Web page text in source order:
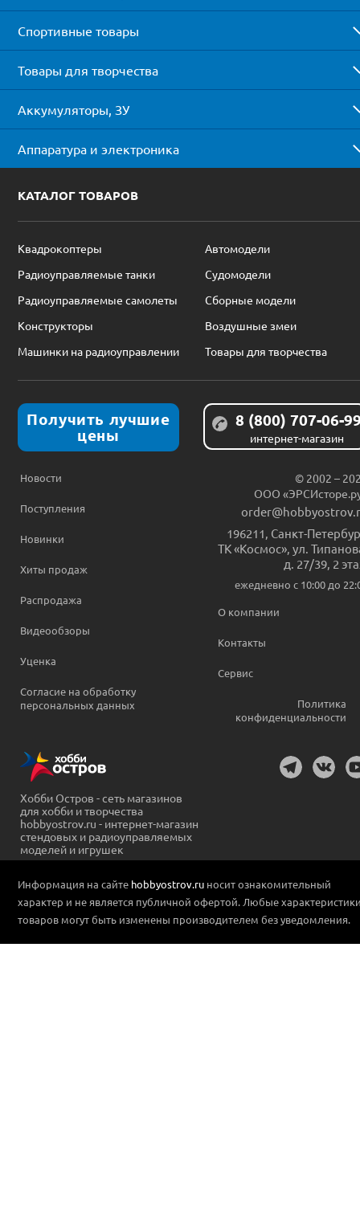
Спортивные товары
Товары для творчества
Аккумуляторы, ЗУ
Аппаратура и электроника
КАТАЛОГ ТОВАРОВ
Квадрокоптеры
Автомодели
Радиоуправляемые танки
Судомодели
Радиоуправляемые самолеты
Сборные модели
Конструкторы
Воздушные змеи
Машинки на радиоуправлении
Товары для творчества
Получить лучшие
цены
8 (800) 707-06-
интернет-магазин
Новости
Поступления
Новинки
Хиты продаж
Распродажа
Видеообзоры
Уценка
Согласие на обработку
персональных данных
© 2002 –
ООО
196211 Санкт-
ТК «Космос», ул.
д. 27/39, 2
ежедневно c 10:00 до
О компании
Контакты
Сервис
Политика
конфиденциальности
Хобби Остров - сеть магазинов
для хобби и творчества
hobbyostrov.ru - интернет-магазин
стендовых и радиоуправляемых
моделей и игрушек
Информация на сайте hobbyostrov.ru носит ознакомительный
характер и не является публичной офертой. Любые
товаров могут быть изменены производителем без уведомления.